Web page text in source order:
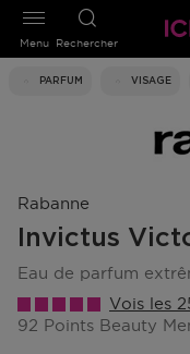
Rechercher
PARFUM VISAGE
Menu
Rabanne
Invictus
eau de parfum
Vois les
92 Points Beauty